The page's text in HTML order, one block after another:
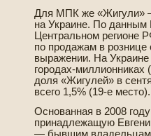
Для МПК же «Жигули»
на Украине. По данным
Центральном регионе
по продажам в рознице
выражении. На
городах-миллионниках
доля «Жигулей» в
всего 1,5% (19-е место).
Основанная в 2008
принадлежащую